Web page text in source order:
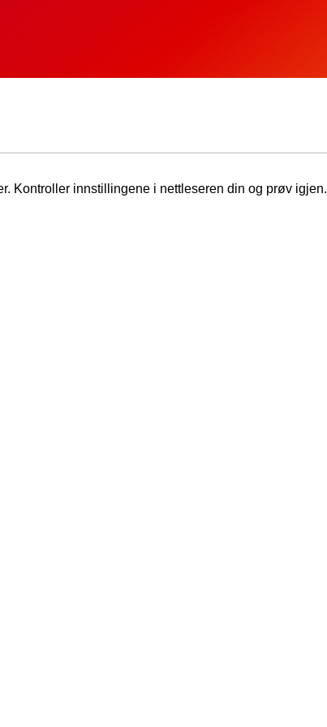
Kontroller innstillingene i nettleseren din og prøv igjen.